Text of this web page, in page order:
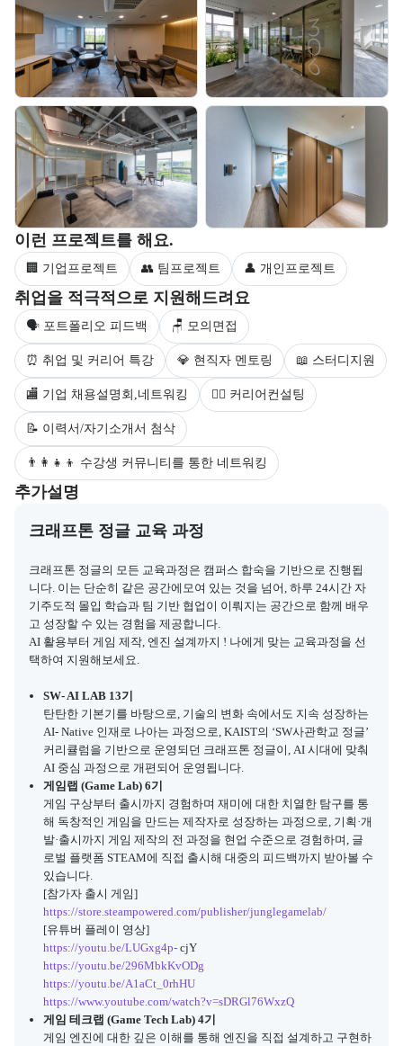
이런 프로젝트를 해요.
부트캠프 과정에서 진행하는 프로젝트 유형을 안내한다.
🏢 기업프로젝트 👥 팀프로젝트 👤 개인프로젝트
취업을 적극적으로 지원해드려요
부트캠프 수강생을 대상으로 제공되는 취업 지원 서비스를 안내한다.
🗣 포트폴리오 피드백 🪑 모의면접
⏰ 취업 및 커리어 특강 💎 현직자 멘토링 📖 스터디지원
🏬 기업 채용설명회,네트워킹 💁‍♀️ 커리어컨설팅
📝 이력서/자기소개서 첨삭
👨‍👩‍👧‍👦 수강생 커뮤니티를 통한 네트워킹
추가설명
부트캠프와 관련된 추가 안내 및 참고 사항을 제공한다.
크래프톤 정글 교육 과정
크래프톤 정글의 모든 교육과정은 캠퍼스 합숙을 기반으로 진행됩
니다. 이는 단순히 같은 공간에모여 있는 것을 넘어, 하루 24시간 자
기주도적 몰입 학습과 팀 기반 협업이 이뤄지는 공간으로 함께 배우
고 성장할 수 있는 경험을 제공합니다.
AI 활용부터 게임 제작, 엔진 설계까지 ! 나에게 맞는 교육과정을 선
택하여 지원해보세요.
SW- AI LAB 13기
탄탄한 기본기를 바탕으로, 기술의 변화 속에서도 지속 성장하는
AI- Native 인재로 나아는 과정으로, KAIST의 ‘SW사관학교 정글’
커리큘럼을 기반으로 운영되던 크래프톤 정글이, AI 시대에 맞춰
AI 중심 과정으로 개편되어 운영됩니다.
게임랩 (Game Lab) 6기
게임 구상부터 출시까지 경험하며 재미에 대한 치열한 탐구를 통
해 독창적인 게임을 만드는 제작자로 성장하는 과정으로, 기획·개
발·출시까지 게임 제작의 전 과정을 현업 수준으로 경험하며, 글
로벌 플랫폼 STEAM에 직접 출시해 대중의 피드백까지 받아볼 수
있습니다.
https://store.steampowered.com/publisher/junglegamelab/
https://youtu.be/LUGxg4p-
https://youtu.be/296MbkKvODg
https://youtu.be/A1aCt_0rhHU
https://www.youtube.com/watch?v=sDRGl76WxzQ
게임 테크랩 (Game Tech Lab) 4기
게임 엔진에 대한 깊은 이해를 통해 엔진을 직접 설계하고 구현하